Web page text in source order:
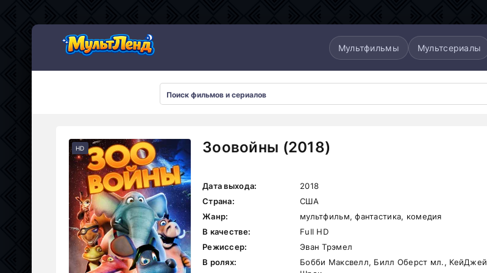
Мультфильмы Мультсериалы
Зоовойны (2018)
HD
Дата выхода:
2018
Страна:
США
Жанр:
мультфильм, фантастика, комедия
В качестве:
Full HD
Режиссер:
Эван Трэмел
В ролях:
Бобби Максвелл, Билл Оберст мл., КейДжей